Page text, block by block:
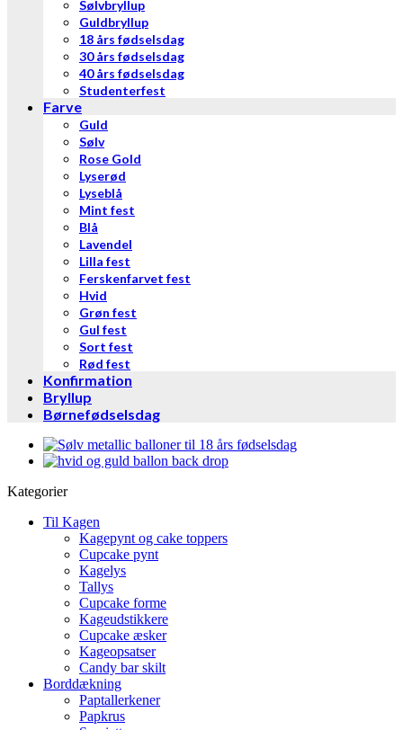
Sølvbryllup
Guldbryllup
18 års fødselsdag
30 års fødselsdag
40 års fødselsdag
Studenterfest
Farve
Guld
Sølv
Rose Gold
Lyserød
Lyseblå
Mint fest
Blå
Lavendel
Lilla fest
Ferskenfarvet fest
Hvid
Grøn fest
Gul fest
Sort fest
Rød fest
Konfirmation
Bryllup
Børnefødselsdag
Kategorier
Til Kagen
Kagepynt og cake toppers
Cupcake pynt
Kagelys
Tallys
Cupcake forme
Kageudstikkere
Cupcake æsker
Kageopsatser
Candy bar skilt
Borddækning
Paptallerkener
Papkrus